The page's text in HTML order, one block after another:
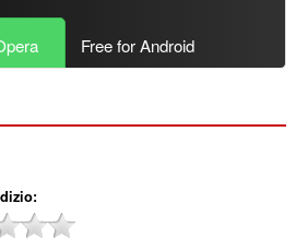
Free for Android